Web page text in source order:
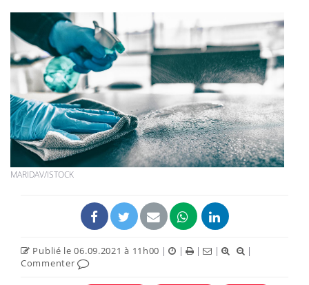
MARIDAV/ISTOCK
Publié le 06.09.2021 à 11h00 | | | |
|
Commenter